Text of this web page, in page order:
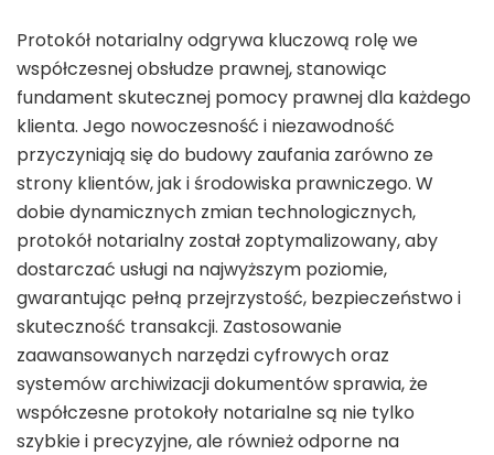
Protokół notarialny odgrywa kluczową rolę we
współczesnej obsłudze prawnej, stanowiąc
fundament skutecznej pomocy prawnej dla każdego
klienta. Jego nowoczesność i niezawodność
przyczyniają się do budowy zaufania zarówno ze
strony klientów, jak i środowiska prawniczego. W
dobie dynamicznych zmian technologicznych,
protokół notarialny został zoptymalizowany, aby
dostarczać usługi na najwyższym poziomie,
gwarantując pełną przejrzystość, bezpieczeństwo i
skuteczność transakcji. Zastosowanie
zaawansowanych narzędzi cyfrowych oraz
systemów archiwizacji dokumentów sprawia, że
współczesne protokoły notarialne są nie tylko
szybkie i precyzyjne, ale również odporne na